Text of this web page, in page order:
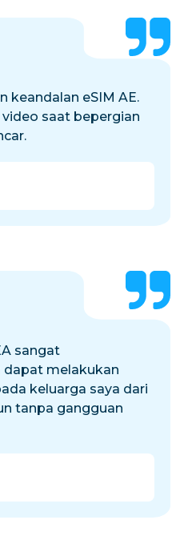
keandalan eSIM AE.
saat bepergian
sangat
dapat melakukan
keluarga saya dari
tanpa gangguan